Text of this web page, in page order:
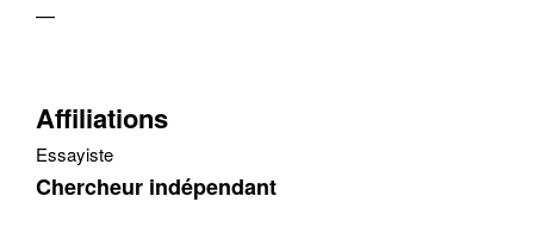
—
Affiliations
Essayiste
Chercheur indépendant